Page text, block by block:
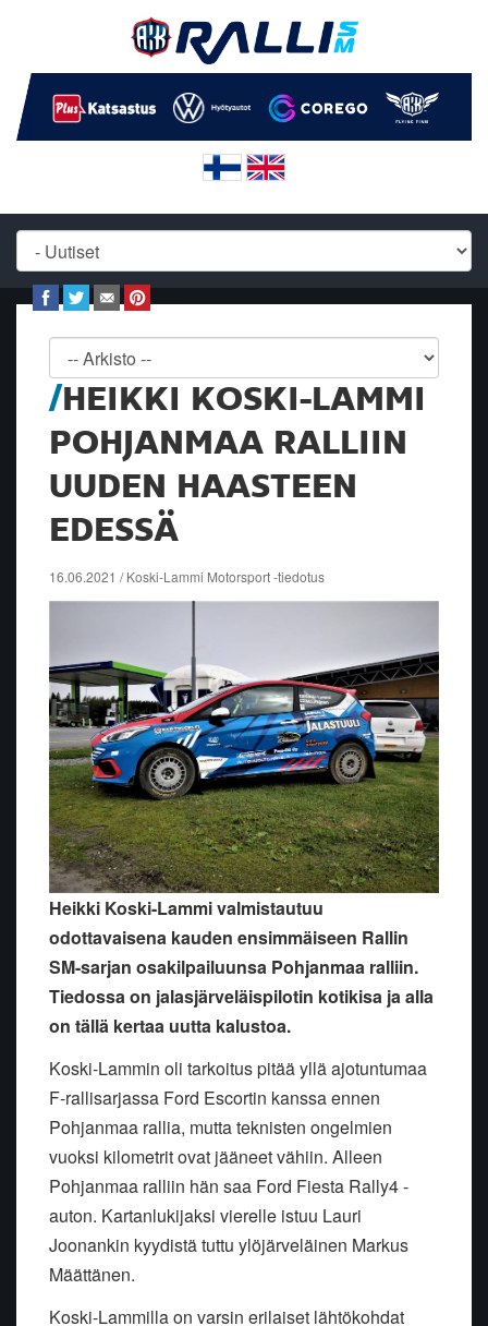
HEIKKI KOSKI-LAMMI
POHJANMAA RALLIIN
UUDEN HAASTEEN
EDESSÄ
16.06.2021 / Koski-Lammi Motorsport -tiedotus
Heikki Koski-Lammi valmistautuu
odottavaisena kauden ensimmäiseen Rallin
SM-sarjan osakilpailuunsa Pohjanmaa ralliin.
Tiedossa on jalasjärveläispilotin kotikisa ja alla
on tällä kertaa uutta kalustoa.
Koski-Lammin oli tarkoitus pitää yllä ajotuntumaa
F-rallisarjassa Ford Escortin kanssa ennen
Pohjanmaa rallia, mutta teknisten ongelmien
vuoksi kilometrit ovat jääneet vähiin. Alleen
Pohjanmaa ralliin hän saa Ford Fiesta Rally4 -
auton. Kartanlukijaksi vierelle istuu Lauri
Joonankin kyydistä tuttu ylöjärveläinen Markus
Määttänen.
Koski-Lammilla on varsin erilaiset lähtökohdat